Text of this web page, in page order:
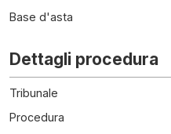
Base d'asta
Dettagli procedura
Tribunale
Procedura